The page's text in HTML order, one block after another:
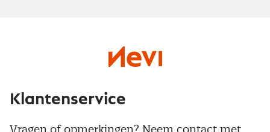
Klantenservice